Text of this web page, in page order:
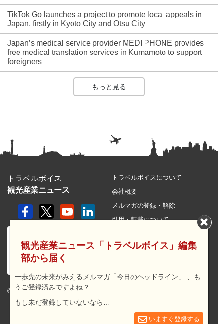
TikTok Go launches a project to promote local appeals in
Japan, firstly in Kyoto City and Otsu City
Japan’s medical service provider MEDI PHONE provides
free medical translation services in Kumamoto to support
foreigners
もっと見る
トラベルボイス
観光産業ニュース
© 2026 travel voice.
トラベルボイスについて
会社概要
メルマガの登録・解除
引用・転載について
利用規約
広告メニュー・料金
観光産業ニュース「トラベルボイス」編集
部から届く
一歩先の未来がみえるメルマガ「今日のヘッドライン」 、も
うご登録済みですよね？
もし未だ登録していないなら…
いますぐ登録する